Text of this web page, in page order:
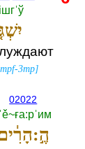
3mp]
02022